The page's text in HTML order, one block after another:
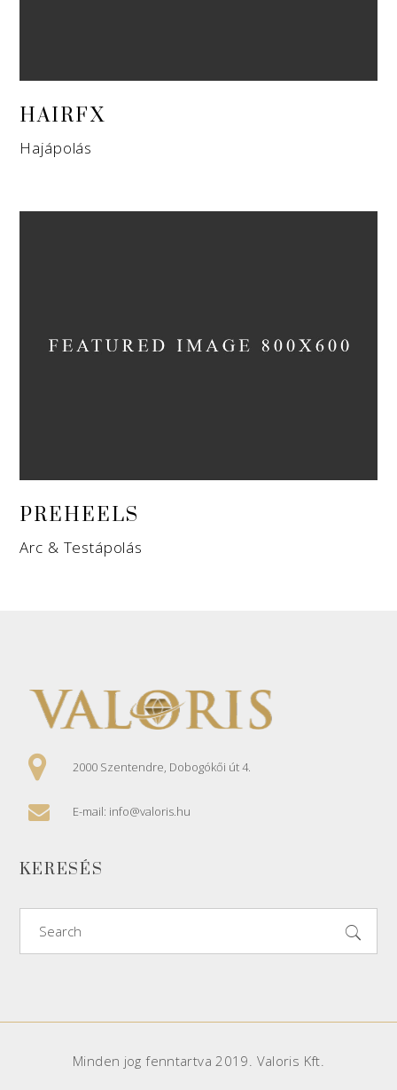
HAIRFX
Hajápolás
PREHEELS
Arc & Testápolás
2000 Szentendre, Dobogókői út 4.
E-mail: info@valoris.hu
KERESÉS
Minden jog fenntartva 2019. Valoris Kft.